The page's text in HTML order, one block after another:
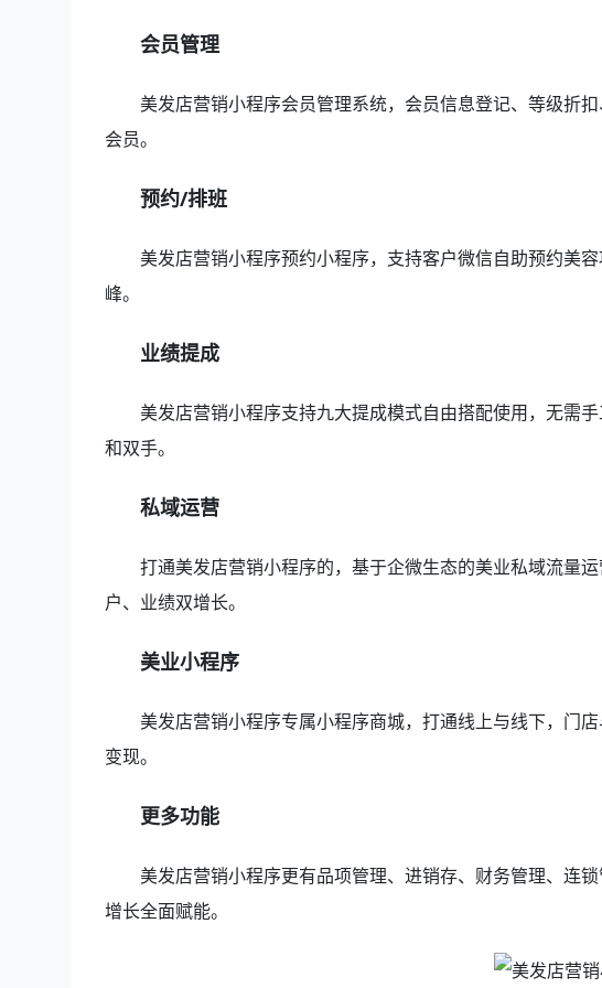
会员管理
美发店营销小程序会员管理系统，会员信息登记、等级折
会员。
预约/排班
美发店营销小程序预约小程序，支持客户微信自助预约美
峰。
业绩提成
美发店营销小程序支持九大提成模式自由搭配使用，无需
和双手。
私域运营
打通美发店营销小程序的，基于企微生态的美业私域流量
户、业绩双增长。
美业小程序
美发店营销小程序专属小程序商城，打通线上与线下，门
变现。
更多功能
美发店营销小程序更有品项管理、进销存、财务管理、连
增长全面赋能。